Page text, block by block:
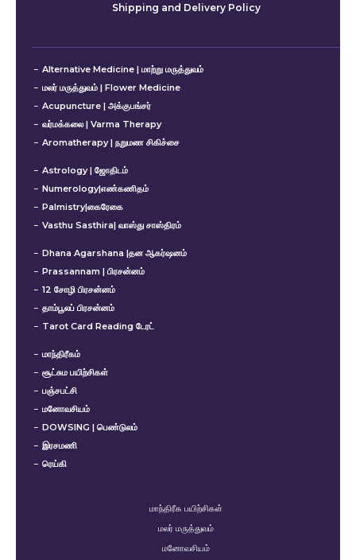
Shipping and Delivery Policy
Alternative Medicine | மாற்று மருத்துவம்
மலர் மருத்துவம் | Flower Medicine
Acupuncture | அக்குபங்சர்
வர்மக்கலை | Varma Therapy
Aromatherapy | நறுமண சிகிச்சை
Astrology | ஜோதிடம்
Numerology|எண்கணிதம்
Palmistry|கைரேகை
Vasthu Sasthira| வாஸ்து சாஸ்திரம்
Dhana Agarshana |தன ஆகர்ஷனம்
Prassannam | பிரசன்னம்
12 சோழி பிரசன்னம்
தாம்பூலப் பிரசன்னம்
Tarot Card Reading டேரட்
மாந்திரீகம்
சூட்சும பயிற்சிகள்
பஞ்சபட்சி
மனோவசியம்
DOWSING | பெண்டுலம்
இரசமணி
ரெய்கி
மாந்திரீக பயிற்சிகள்
மலர் மருத்துவம்
மனோவசியம்